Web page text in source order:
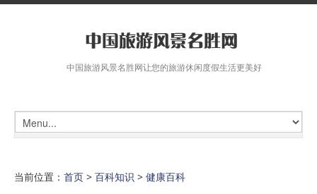
中国旅游风景名胜网让您的旅游休闲度假生活更美好
当前位置： 首页 > 百科知识 > 健康百科